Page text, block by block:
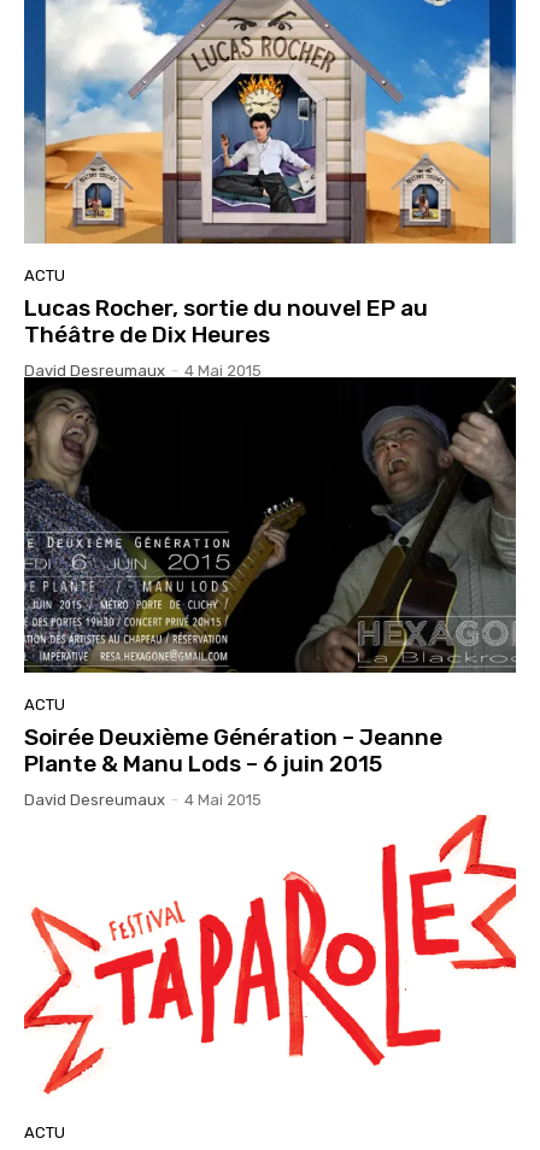
ACTU
Lucas Rocher, sortie du nouvel EP au
Théâtre de Dix Heures
David Desreumaux - 4 Mai 2015
ACTU
Soirée Deuxième Génération – Jeanne
Plante & Manu Lods – 6 juin 2015
David Desreumaux - 4 Mai 2015
ACTU